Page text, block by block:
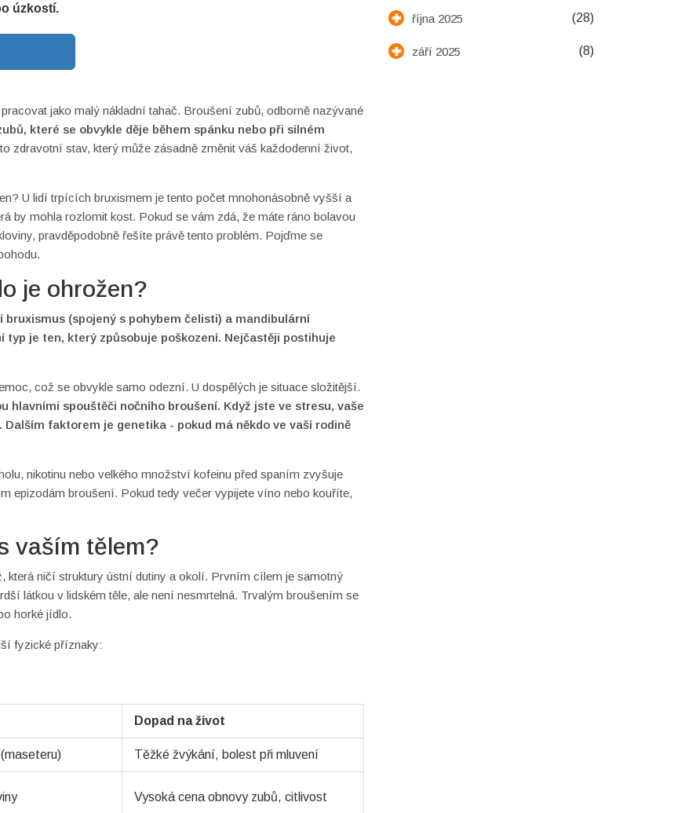
úzkostí.
jako malý nákladní tahač. Broušení zubů, odborně nazývané
které se obvykle děje během spánku nebo při silném
zdravotní stav, který může zásadně změnit váš každodenní život,
U lidí trpících bruxismem je tento počet mnohonásobně vyšší a
by mohla rozlomit kost. Pokud se vám zdá, že máte ráno bolavou
pravděpodobně řešíte právě tento problém. Pojďme se
je ohrožen?
(spojený s pohybem čelisti) a mandibulární
je ten, který způsobuje poškození. Nejčastěji postihuje
což se obvykle samo odezní. U dospělých je situace složitější.
hlavními spouštěči nočního broušení. Když jste ve stresu, vaše
faktorem je genetika - pokud má někdo ve vaší rodině
nikotinu nebo velkého množství kofeinu před spaním zvyšuje
epizodám broušení. Pokud tedy večer vypijete víno nebo kouříte,
vaším tělem?
která ničí struktury ústní dutiny a okolí. Prvním cílem je samotný
látkou v lidském těle, ale není nesmrtelná. Trvalým broušením se
horké jídlo.
fyzické příznaky:
Dopad na život
Těžké žvýkání, bolest při mluvení
Vysoká cena obnovy zubů, citlivost
října 2025 (28)
září 2025 (8)